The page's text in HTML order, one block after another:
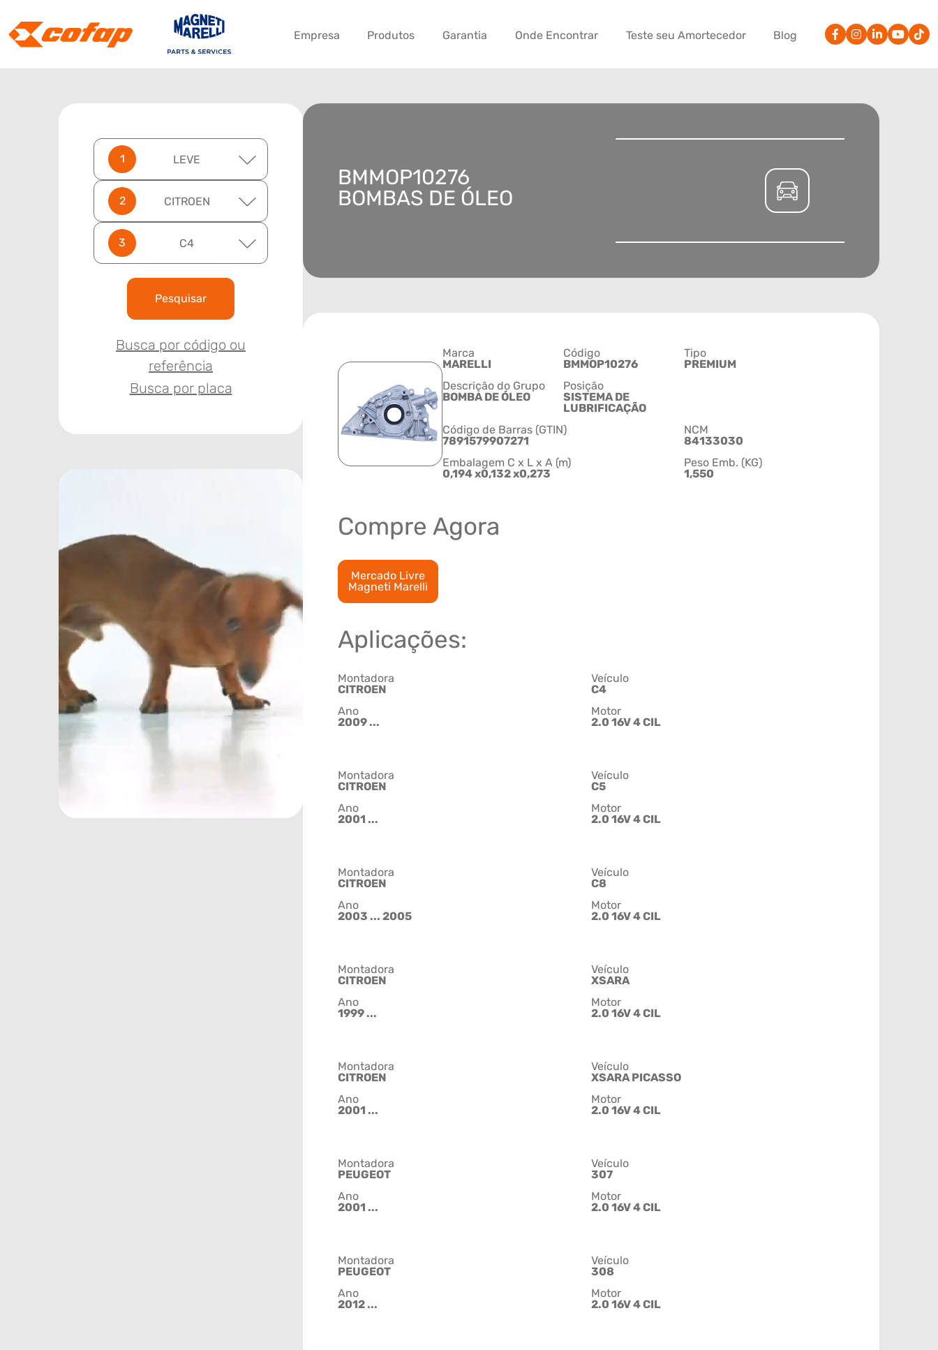
Empresa Produtos Garantia Onde Encontrar Teste seu Amortecedor Blog
LEVE
CITROEN
C4
Pesquisar
Busca por código ou
referência
Busca por placa
BMMOP10276
BOMBAS DE ÓLEO
Marca
MARELLI
Código
BMMOP10276
Tipo
PREMIUM
Descrição do Grupo
BOMBA DE ÓLEO
Posição
SISTEMA DE
LUBRIFICAÇÃO
Código de Barras (GTIN)
7891579907271
NCM
84133030
Embalagem C x L x A (m)
0,194 x0,132 x0,273
Peso Emb. (KG)
1,550
Compre Agora
Mercado Livre
Magneti Marelli
Aplicações:
Montadora
CITROEN
Veículo
C4
Ano
2009 ...
Motor
2.0 16V 4 CIL
Montadora
CITROEN
Veículo
C5
Ano
2001 ...
Motor
2.0 16V 4 CIL
Montadora
CITROEN
Veículo
C8
Ano
2003 ... 2005
Motor
2.0 16V 4 CIL
Montadora
CITROEN
Veículo
XSARA
Ano
1999 ...
Motor
2.0 16V 4 CIL
Montadora
CITROEN
Veículo
XSARA PICASSO
Ano
2001 ...
Motor
2.0 16V 4 CIL
Montadora
PEUGEOT
Veículo
307
Ano
2001 ...
Motor
2.0 16V 4 CIL
Montadora
PEUGEOT
Veículo
308
Ano
2012 ...
Motor
2.0 16V 4 CIL